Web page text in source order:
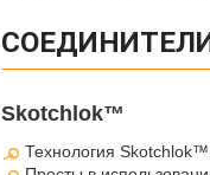
СОЕДИНИТЕЛИ
Skotchlok™
Технология